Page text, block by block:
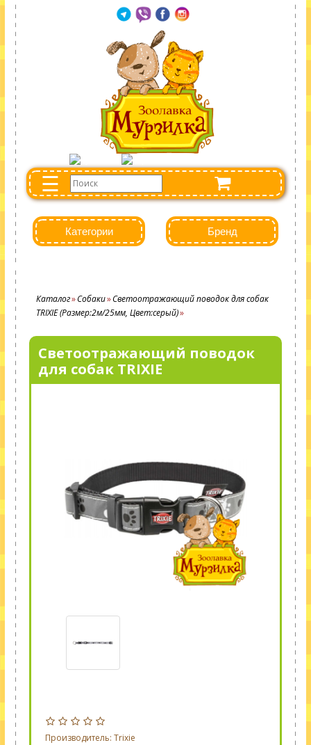
☰
Категории Бренд
Каталог Собаки Светоотражающий поводок для собак
TRIXIE (Размер:2м/25мм, Цвет:серый)
Светоотражающий поводок
для собак TRIXIE
Производитель: Trixie